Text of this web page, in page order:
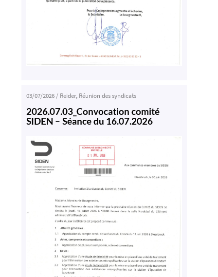
03/07/2026/ Reider, Réunion des syndicats
2026.07.03_Convocation comité
SIDEN – Séance du 16.07.2026